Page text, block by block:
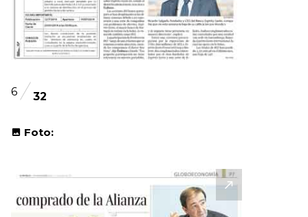
6 32
Foto: